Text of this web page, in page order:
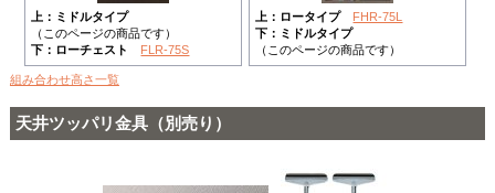
上：ミドルタイプ
（このページの商品です）
下：ローチェスト
FLR-75S
上：ロータイプ
FHR-75L
下：ミドルタイプ
（このページの商品です）
組み合わせ高さ一覧
天井ツッパリ金具（別売り）